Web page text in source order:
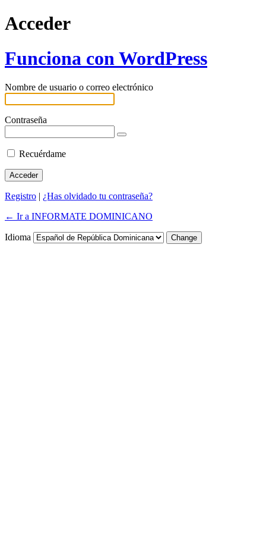
Acceder
Funciona con WordPress
Nombre de usuario o correo electrónico
Contraseña
Recuérdame
Registro | ¿Has olvidado tu contraseña?
← Ir a INFORMATE DOMINICANO
Idioma